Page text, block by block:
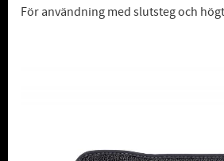
För användning med slutsteg och